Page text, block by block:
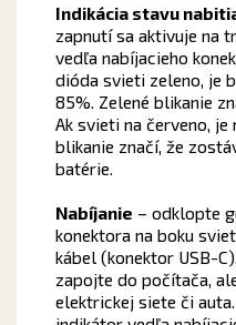
Indikácia stavu
zapnutí sa aktivuje na
vedľa nabíjacieho
dióda svieti zeleno, je
85%. Zelené blikanie
Ak svieti na červeno, je
blikanie značí, že
batérie.
Nabíjanie – odklopte
konektora na boku
kábel (konektor USB-
zapojte do počítača,
elektrickej siete či